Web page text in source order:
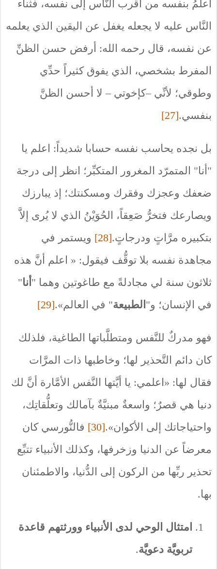
أعلمُ بنفسه من أقرب النَّاس إلى نفسه، فثناء
النَّاس عليه لا يجعله يغفل عن اليقين الذي يعلمه
عن نفسه، قال رحمه الله: أرفض حسن الظنِّ
المفرط بشخصي، الذي يفوق كثيراً حدِّي
وطوقي؛ لأنِّي –كإخوتي – لا أحسن الظنَّ
بنفسي.[27]
بل نجده يحاسب نفسه حسابا شديداً: اعلم يا
"أنا" المتمرّد المغرور المتكبِّر؛ انظر إلى درجة
ضعفك وعجزك وفقرك ومسكنتك؛ إذ يبارزك
ويصارعك فتخرُّ صَعِقاً، الحُوَيْنُ الذي لا يُرى إلاَّ
بتكبيره مرَّاتٍ ودرجاتٍ.[28]
ويستمر في
مجاهدة نفسه بلا توقُّف فيقول: « اعلم أنَّ هذه
ثلاثون سنة لي مجادلةً مع طاغوتين وهما " أنا"
في الإنسان؛ و" الطبيعة" في العالم».[29]
فهو مدركٌ للنَّفس ومتطلَّباتها الطاغية، فلذلك
كان دائم التَّحذير لها؛ وخاطبها ذات المرَّات
فقال لها: «اعلمي: يا أيَّتها النَّفس الأمَّارة أنَّ لك
دنيا هي قصرٌ؛ واسعةٌ مبنيَّةٌ بآمالك وتعلُّقاتِك،
واحتياجاتك إلى الأكوان».[30]
فالنُّورسي كان
معرضاً عن الدنيا وزخرفها، وكذلك الأنبياء تتبِّع
تحذير ربِّها من الركون إلى الدُّنيا، والاطمئنان
بها.
امتثال الوحي لدى الأنبياء وورثتهم قاعدة
تربويَّة دعويَّة.